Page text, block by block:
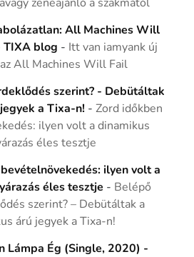
All Machines Will
TIXA blog - Itt van iamyank új
All Machines Will Fail
szerint? - Debütáltak
a Tixa-n! -Zord időkben
ilyen volt a dinamikus
éles tesztje
ilyen volt a
éles tesztje - Belépő
szerint? – Debütáltak a
árú jegyek a Tixa-n!
Lámpa Ég (Single, 2020) -